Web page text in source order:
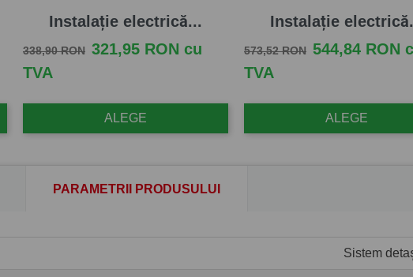
Instalație electrică...
Pret de baza
338,90 RON Pret
321,95 RON cu
TVA
ALEGE
Instalație
Pret de baza
573,52 RON Pret
544,84 RON
TVA
ALEGE
PARAMETRII PRODUSULUI
Sistem